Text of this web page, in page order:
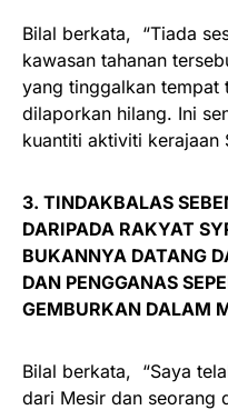
Bilal berkata, “Tiada
kawasan tahanan
yang tinggalkan
dilaporkan hilang. Ini
kuantiti aktiviti kerajaan
3. TINDAKBALAS
DARIPADA RAKYAT
BUKANNYA DATANG
DAN PENGGANAS
GEMBURKAN DALAM
Bilal berkata, “Saya
dari Mesir dan seorang